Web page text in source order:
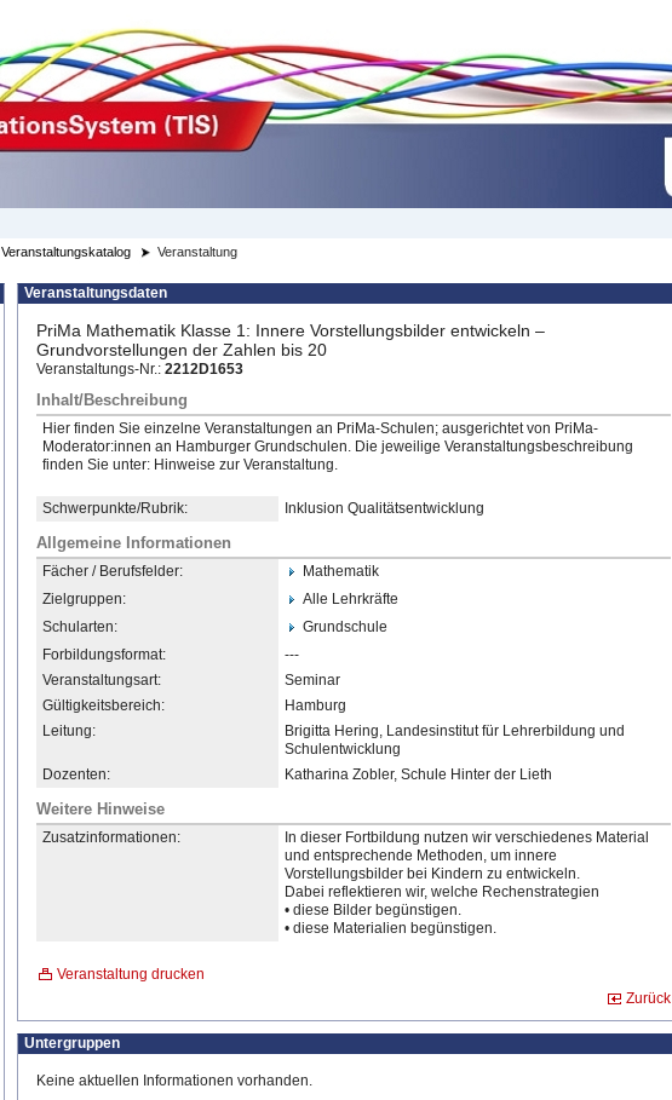
Veranstaltungskatalog Veranstaltung
Veranstaltungsdaten
PriMa Mathematik Klasse 1: Innere Vorstellungsbilder entwickeln –
Grundvorstellungen der Zahlen bis 20
Veranstaltungs-Nr.: 2212D1653
Inhalt/Beschreibung
Hier finden Sie einzelne Veranstaltungen an PriMa-Schulen; ausgerichtet von PriMa-
Moderator:innen an Hamburger Grundschulen. Die jeweilige Veranstaltungsbeschreibung
finden Sie unter: Hinweise zur Veranstaltung.
Schwerpunkte/Rubrik: Inklusion Qualitätsentwicklung
Allgemeine Informationen
Fächer / Berufsfelder:
Mathematik
Zielgruppen:
Alle Lehrkräfte
Schularten:
Grundschule
Forbildungsformat:
---
Veranstaltungsart:
Seminar
Gültigkeitsbereich:
Hamburg
Leitung:
Brigitta Hering, Landesinstitut für Lehrerbildung und
Schulentwicklung
Dozenten:
Katharina Zobler, Schule Hinter der Lieth
Weitere Hinweise
Zusatzinformationen:
In dieser Fortbildung nutzen wir verschiedenes Material
und entsprechende Methoden, um innere
Vorstellungsbilder bei Kindern zu entwickeln.
Dabei reflektieren wir, welche Rechenstrategien
• diese Bilder begünstigen.
• diese Materialien begünstigen.
Veranstaltung drucken
Zurück
Untergruppen
Keine aktuellen Informationen vorhanden.